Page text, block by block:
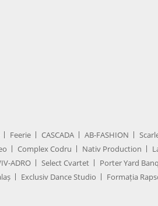
Feerie CASCADA AB-FASHION
Complex Codru Nativ Production
ADRO Select Cvartet Porter Yard
Exclusiv Dance Studio Formația